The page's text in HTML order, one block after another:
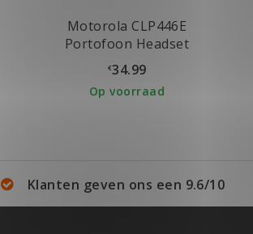
Motorola CLP446E
Portofoon Headset
€34.99
Op voorraad
Klanten geven ons een 9.6/10